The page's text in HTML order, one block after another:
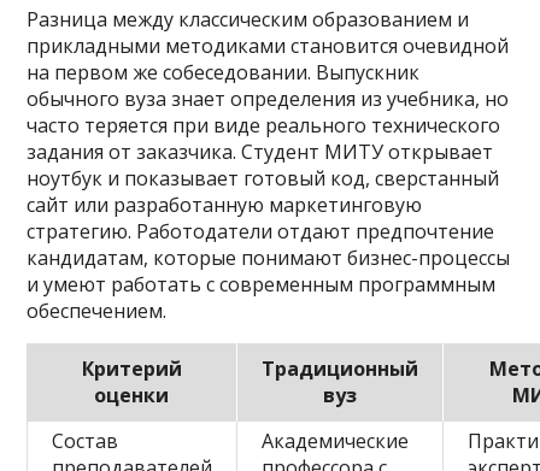
Разница между классическим образованием и
прикладными методиками становится очевидной
на первом же собеседовании. Выпускник
обычного вуза знает определения из учебника, но
часто теряется при виде реального технического
задания от заказчика. Студент МИТУ открывает
ноутбук и показывает готовый код, сверстанный
сайт или разработанную маркетинговую
стратегию. Работодатели отдают предпочтение
кандидатам, которые понимают бизнес-процессы
и умеют работать с современным программным
обеспечением.
Критерий
оценки
Традиционный
вуз
Состав
Академические